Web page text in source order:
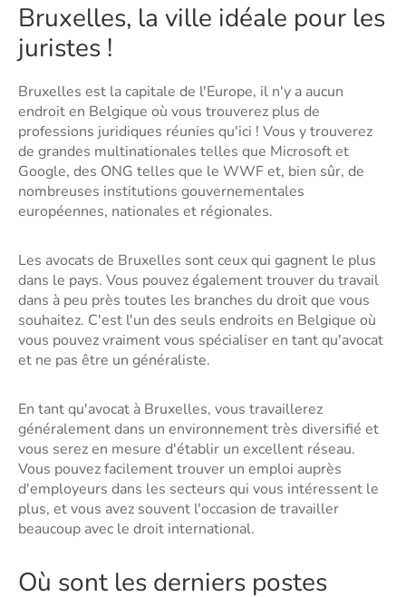
Bruxelles, la ville idéale pour les
juristes !
Bruxelles est la capitale de l'Europe, il n'y a aucun
endroit en Belgique où vous trouverez plus de
professions juridiques réunies qu'ici ! Vous y trouverez
de grandes multinationales telles que Microsoft et
Google, des ONG telles que le WWF et, bien sûr, de
nombreuses institutions gouvernementales
européennes, nationales et régionales.
Les avocats de Bruxelles sont ceux qui gagnent le plus
dans le pays. Vous pouvez également trouver du travail
dans à peu près toutes les branches du droit que vous
souhaitez. C'est l'un des seuls endroits en Belgique où
vous pouvez vraiment vous spécialiser en tant qu'avocat
et ne pas être un généraliste.
En tant qu'avocat à Bruxelles, vous travaillerez
généralement dans un environnement très diversifié et
vous serez en mesure d'établir un excellent réseau.
Vous pouvez facilement trouver un emploi auprès
d'employeurs dans les secteurs qui vous intéressent le
plus, et vous avez souvent l'occasion de travailler
beaucoup avec le droit international.
Où sont les derniers postes